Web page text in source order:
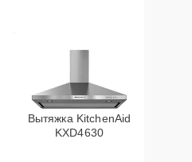
Вытяжка KitchenAid
KXD4630